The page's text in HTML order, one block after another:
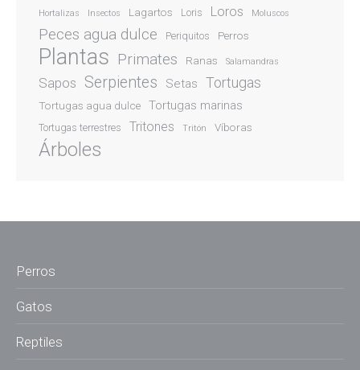
Hortalizas Insectos Lagartos Loris Loros Moluscos
Peces agua dulce Periquitos Perros
Plantas Primates Ranas Salamandras
Sapos Serpientes Setas Tortugas
Tortugas agua dulce Tortugas marinas
Tortugas terrestres Tritones Tritón Víboras
Árboles
Perros
Gatos
Reptiles